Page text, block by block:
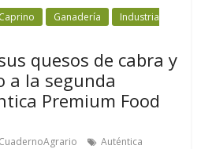
Caprino Ganadería
Industria
quesos de cabra y
a la segunda
Premium Food
CuadernoAgrario
Auténtica